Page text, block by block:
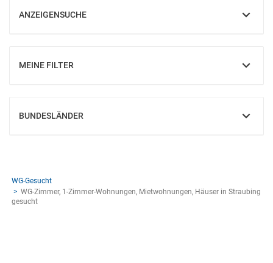
ANZEIGENSUCHE
EINBLENDEN
MEINE FILTER
EINBLENDEN
BUNDESLÄNDER
EINBLENDEN
WG-Gesucht
WG-Zimmer, 1-Zimmer-Wohnungen, Mietwohnungen, Häuser in Straubing
gesucht